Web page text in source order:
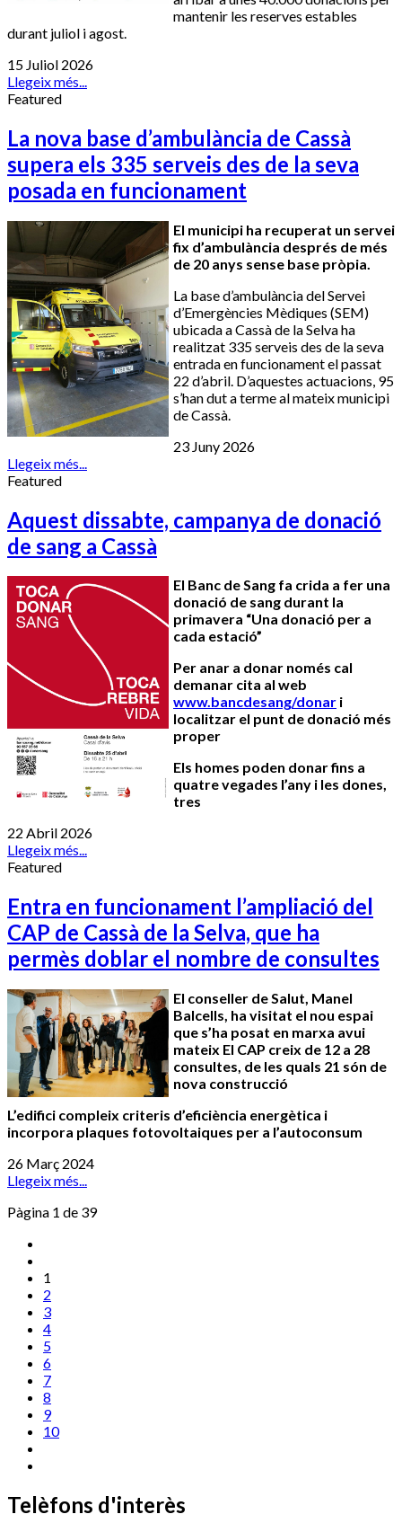
mantenir les reserves estables
durant juliol i agost.
15 Juliol 2026
Llegeix més...
Featured
La nova base d’ambulància de Cassà
supera els 335 serveis des de la seva
posada en funcionament
El municipi ha recuperat un servei
fix d’ambulància després de més
de 20 anys sense base pròpia.
La base d’ambulància del Servei
d’Emergències Mèdiques (SEM)
ubicada a Cassà de la Selva ha
realitzat 335 serveis des de la seva
entrada en funcionament el passat
22 d’abril. D’aquestes actuacions, 95
s’han dut a terme al mateix municipi
de Cassà.
23 Juny 2026
Llegeix més...
Featured
Aquest dissabte, campanya de donació
de sang a Cassà
El Banc de Sang fa crida a fer una
donació de sang durant la
primavera “Una donació per a
cada estació”
Per anar a donar només cal
demanar cita al web
www.bancdesang/donar i
localitzar el punt de donació més
proper
Els homes poden donar fins a
quatre vegades l’any i les dones,
tres
22 Abril 2026
Llegeix més...
Featured
Entra en funcionament l’ampliació del
CAP de Cassà de la Selva, que ha
permès doblar el nombre de consultes
El conseller de Salut, Manel
Balcells, ha visitat el nou espai
que s’ha posat en marxa avui
mateix El CAP creix de 12 a 28
consultes, de les quals 21 són de
nova construcció
L’edifici compleix criteris d’eficiència energètica i
incorpora plaques fotovoltaiques per a l’autoconsum
26 Març 2024
Llegeix més...
Pàgina 1 de 39
1
2
3
4
5
6
7
8
9
10
Telèfons d'interès